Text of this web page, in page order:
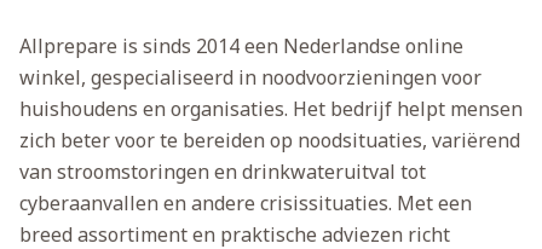
Allprepare is sinds 2014 een Nederlandse online
winkel, gespecialiseerd in noodvoorzieningen voor
huishoudens en organisaties. Het bedrijf helpt mensen
zich beter voor te bereiden op noodsituaties, variërend
van stroomstoringen en drinkwateruitval tot
cyberaanvallen en andere crisissituaties. Met een
breed assortiment en praktische adviezen richt